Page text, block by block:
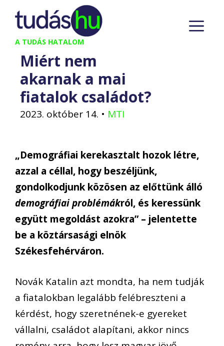
Kilépés
tartalomba
A TUDÁS HATALOM
Miért nem
akarnak a mai
fiatalok családot?
2023. október 14. • MTI
„Demográfiai kerekasztalt hozok létre,
azzal a céllal, hogy beszéljünk,
gondolkodjunk közösen az előttünk álló
demográfiai problémákról, és keressünk
együtt megoldást azokra” – jelentette
be a köztársasági elnök
Székesfehérváron.
Novák Katalin azt mondta, ha nem tudják
a fiatalokban legalább felébreszteni a
kérdést, hogy szeretnének-e gyereket
vállalni, családot alapítani, akkor nincs